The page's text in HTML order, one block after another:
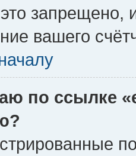
запрещено,
вашего
по ссылке